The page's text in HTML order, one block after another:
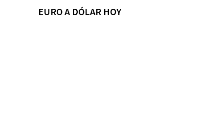
EURO A DÓLAR HOY